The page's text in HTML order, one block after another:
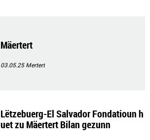
Mäertert
03.05.25Mertert
Lëtzebuerg-El Salvador Fondatioun h
uet zu Mäertert Bilan gezunn